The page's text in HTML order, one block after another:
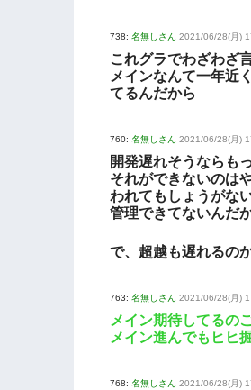
738: 名無しさん 2021/06/28(月)
これグラでわざわざ
メインなんて一年近
てるんだから
760: 名無しさん 2021/06/28(月)
開発遅れそうならも
それができないのは
われてもしょうがな
管理できてないんだ
で、超越も遅れるの
763: 名無しさん 2021/06/28(月)
メイン期待してるの
メイン進んでもヒヒ
768: 名無しさん 2021/06/28(月)